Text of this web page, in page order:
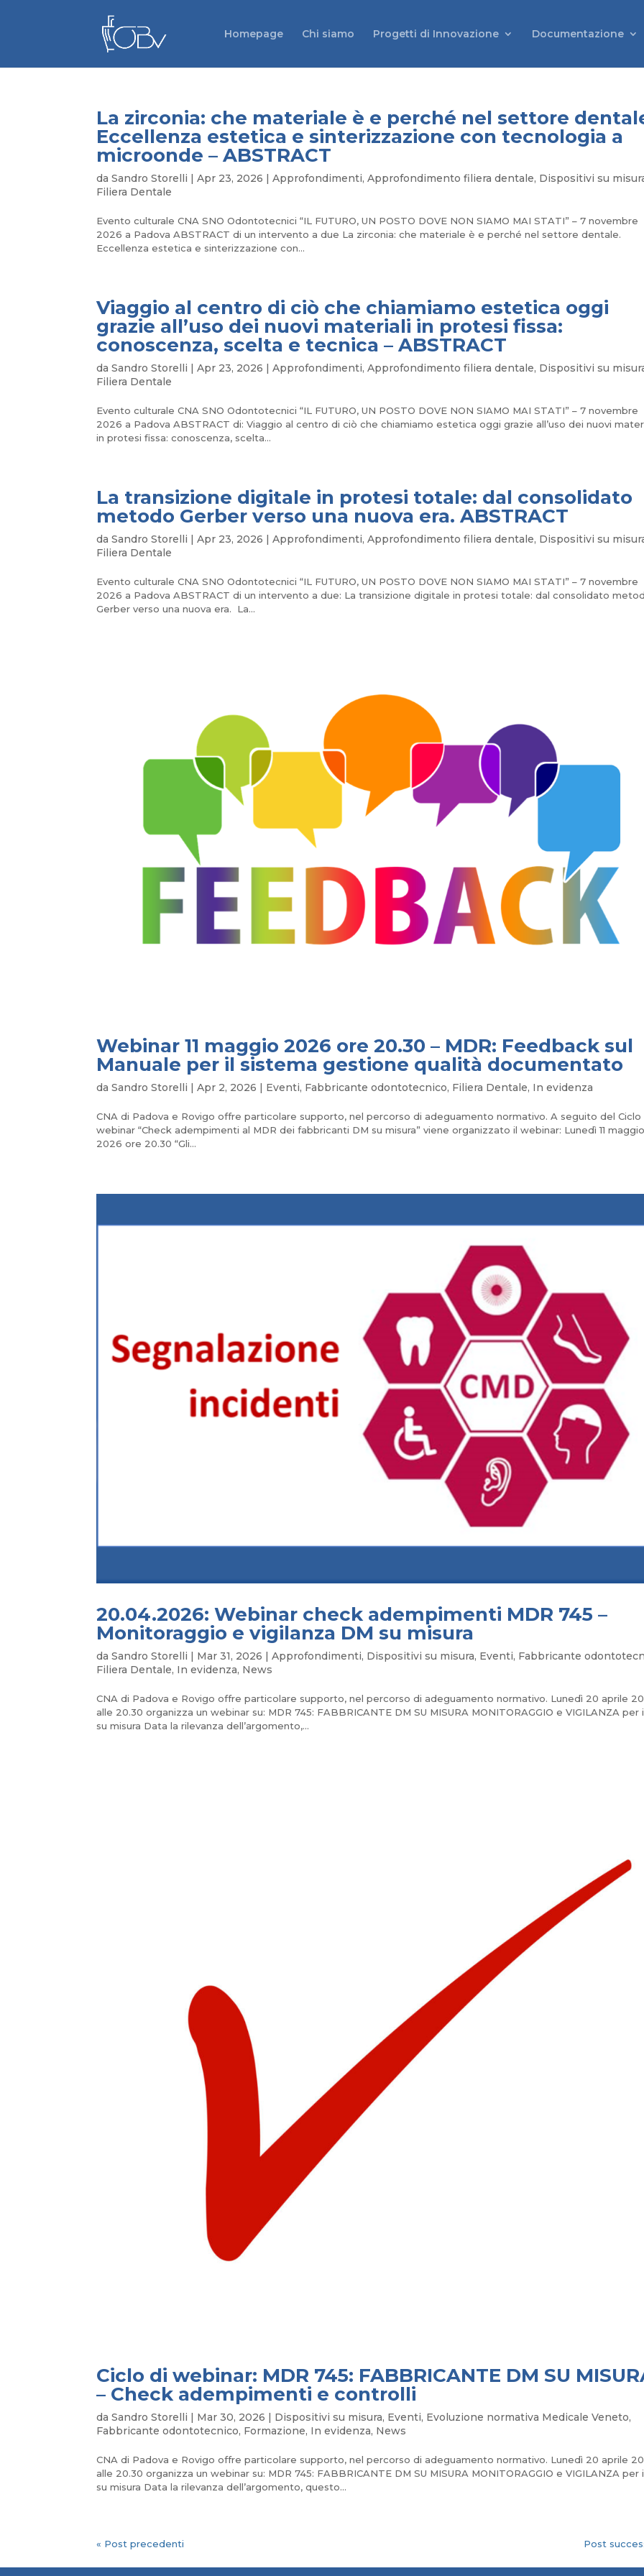
Homepage Chi siamo Progetti di Innovazione Documentazione
La zirconia: che materiale è e perché nel settore
Eccellenza estetica e sinterizzazione con tecnologia a
microonde – ABSTRACT
daSandro Storelli |Apr 23, 2026 |Approfondimenti,Approfondimento filiera dentale, Dispositivi su
Filiera Dentale
Evento culturale CNA SNO Odontotecnici “IL FUTURO, UN POSTO DOVE NON SIAMO MAI STATI” – 7 novembre
2026 a Padova ABSTRACT di un intervento a due La zirconia: che materiale è e perché nel settore dentale.
Eccellenza estetica e sinterizzazione con...
Viaggio al centro di ciò che chiamiamo estetica oggi
grazie all’uso dei nuovi materiali in protesi fissa:
conoscenza, scelta e tecnica – ABSTRACT
daSandro Storelli |Apr 23, 2026 |Approfondimenti,Approfondimento filiera dentale, Dispositivi su
Filiera Dentale
Evento culturale CNA SNO Odontotecnici “IL FUTURO, UN POSTO DOVE NON SIAMO MAI STATI” – 7 novembre
2026 a Padova ABSTRACT di: Viaggio al centro di ciò che chiamiamo estetica oggi grazie all’uso dei nuovi
in protesi fissa: conoscenza, scelta...
La transizione digitale in protesi totale: dal consolidato
metodo Gerber verso una nuova era. ABSTRACT
daSandro Storelli |Apr 23, 2026 |Approfondimenti,Approfondimento filiera dentale, Dispositivi su
Filiera Dentale
Evento culturale CNA SNO Odontotecnici “IL FUTURO, UN POSTO DOVE NON SIAMO MAI STATI” – 7 novembre
2026 a Padova ABSTRACT di un intervento a due: La transizione digitale in protesi totale: dal consolidato
Gerber verso una nuova era. La...
Webinar 11 maggio 2026 ore 20.30 – MDR: Feedback sul
Manuale per il sistema gestione qualità documentato
daSandro Storelli |Apr 2, 2026 | Eventi, Fabbricante odontotecnico, Filiera Dentale, In evidenza
CNA di Padova e Rovigo offre particolare supporto, nel percorso di adeguamento normativo. A seguito del Ciclo
webinar “Check adempimenti al MDR dei fabbricanti DM su misura” viene organizzato il webinar: Lunedì 11
2026 ore 20.30 “Gli...
20.04.2026: Webinar check adempimenti MDR 745 –
Monitoraggio e vigilanza DM su misura
daSandro Storelli | Mar 31, 2026 |Approfondimenti, Dispositivi su misura, Eventi, Fabbricante
Filiera Dentale, In evidenza, News
CNA di Padova e Rovigo offre particolare supporto, nel percorso di adeguamento normativo. Lunedì 20 aprile
alle 20.30 organizza un webinar su: MDR 745: FABBRICANTE DM SU MISURA MONITORAGGIO e VIGILANZA per
su misura Data la rilevanza dell’argomento,...
Ciclo di webinar: MDR 745: FABBRICANTE DM SU
– Check adempimenti e controlli
daSandro Storelli Mar 30, 2026 Dispositivi su misura, Eventi, Evoluzione normativa Medicale Veneto,
Fabbricante odontotecnico, Formazione, In evidenza, News
CNA di Padova e Rovigo offre particolare supporto, nel percorso di adeguamento normativo. Lunedì 20 aprile
alle 20.30 organizza un webinar su: MDR 745: FABBRICANTE DM SU MISURA MONITORAGGIO e VIGILANZA per
su misura Data la rilevanza dell’argomento, questo...
« Post precedenti Post